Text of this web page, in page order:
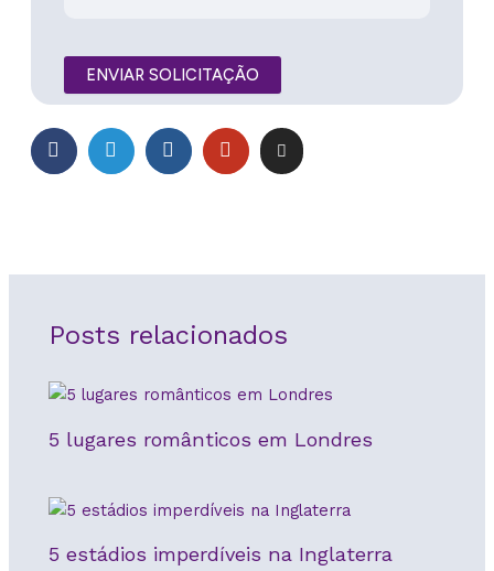
ENVIAR SOLICITAÇÃO
Posts relacionados
5 lugares românticos em Londres
5 estádios imperdíveis na Inglaterra